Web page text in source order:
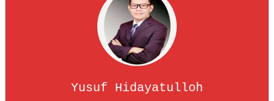
Yusuf Hidayatulloh